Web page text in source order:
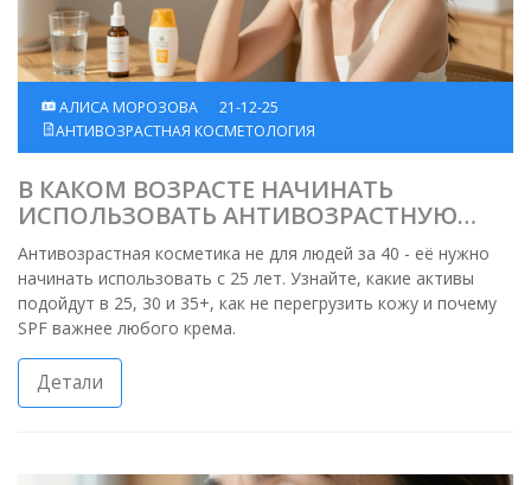
АЛИСА МОРОЗОВА
21-12-25
АНТИВОЗРАСТНАЯ КОСМЕТОЛОГИЯ
В КАКОМ ВОЗРАСТЕ НАЧИНАТЬ
ИСПОЛЬЗОВАТЬ АНТИВОЗРАСТНУЮ
КОСМЕТИКУ - РЕАЛЬНЫЕ СРОКИ И
СОВЕТЫ
Антивозрастная косметика не для людей за 40 - её нужно
начинать использовать с 25 лет. Узнайте, какие активы
подойдут в 25, 30 и 35+, как не перегрузить кожу и почему
SPF важнее любого крема.
Детали